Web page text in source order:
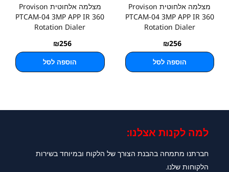
מצלמה אלחוטית Provison
PTCAM-04 3MP APP IR 360
Rotation Dialer
₪256
הוספה לסל
מצלמה אלחוטית Provison
PTCAM-04 3MP APP IR 360
Rotation Dialer
₪256
הוספה לסל
למה לקנות אצלנו:​
חברתנו מתמחה בהבנת הצורך של הלקוח ובמיוחד בשירות
הלקוחות שלנו.